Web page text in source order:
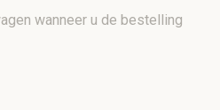
wanneer u de bestelling